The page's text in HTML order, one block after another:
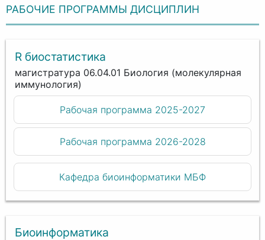
РАБОЧИЕ ПРОГРАММЫ ДИСЦИПЛИН
R биостатистика
магистратура 06.04.01 Биология (молекулярная
иммунология)
Рабочая программа 2025-2027
Рабочая программа 2026-2028
Кафедра биоинформатики МБФ
Биоинформатика